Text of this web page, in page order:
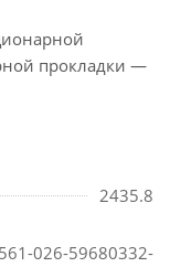
прокладки —
2435.8
026-59680332-